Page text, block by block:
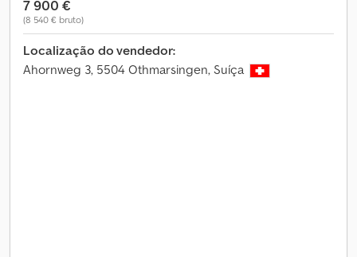
7 900 €
(8 540 € bruto)
Localização do vendedor:
Ahornweg 3, 5504 Othmarsingen, Suíça